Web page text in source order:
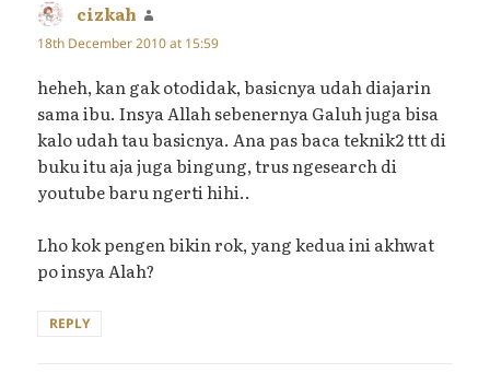
cizkah
18th December 2010 at 15:59
heheh, kan gak otodidak, basicnya udah diajarin
sama ibu. Insya Allah sebenernya Galuh juga bisa
kalo udah tau basicnya. Ana pas baca teknik2 ttt di
buku itu aja juga bingung, trus ngesearch di
youtube baru ngerti hihi..
Lho kok pengen bikin rok, yang kedua ini akhwat
po insya Alah?
REPLY